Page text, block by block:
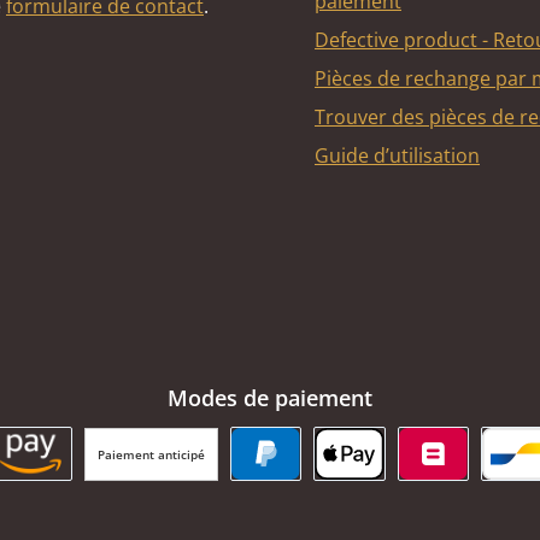
formulaire de contact.
Defective product -
Pièces de rechange par
Trouver des pièces de
Guide d’utilisation
Modes de paiement
Paiement anticipé